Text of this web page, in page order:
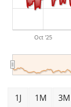
Oct '25
1J 1M 3M